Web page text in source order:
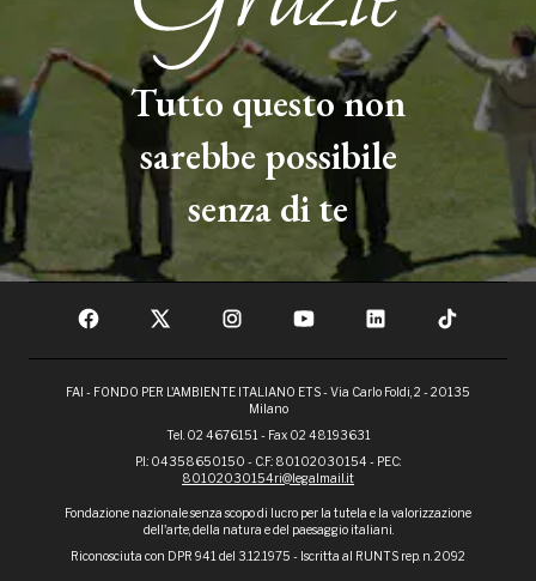
Tutto questo non
sarebbe possibile
senza di te
FAI - FONDO PER L'AMBIENTE ITALIANO ETS - Via Carlo Foldi, 2 - 20135
Milano
Tel. 02 4676151 - Fax 02 48193631
P.I.: 04358650150 - C.F.: 80102030154 - PEC:
80102030154ri@legalmail.it
Fondazione nazionale senza scopo di lucro per la tutela e la valorizzazione
dell'arte, della natura e del paesaggio italiani.
Riconosciuta con DPR 941 del 3.12.1975 - Iscritta al RUNTS rep. n. 2092